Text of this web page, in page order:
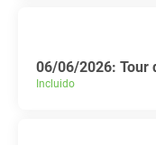
06/06/2026: Tour
Incluido